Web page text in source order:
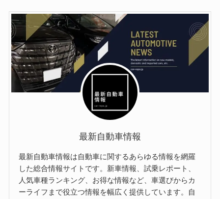
最新自動車情報
最新自動車情報は自動車に関するあらゆる情報を網羅
した総合情報サイトです。新車情報、試乗レポート、
人気車種ランキング、お得な情報など、車選びからカ
ーライフまで役立つ情報を幅広く提供しています。自